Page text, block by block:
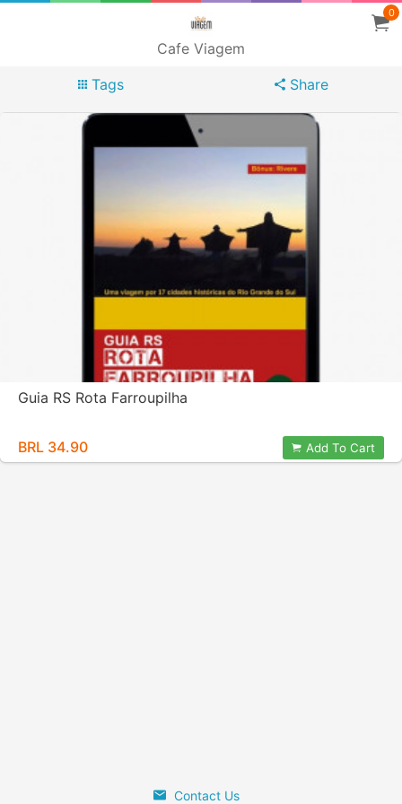
Cafe Viagem
0
Tags Share
Guia RS Rota Farroupilha
BRL 34.90 Add To Cart
Contact Us